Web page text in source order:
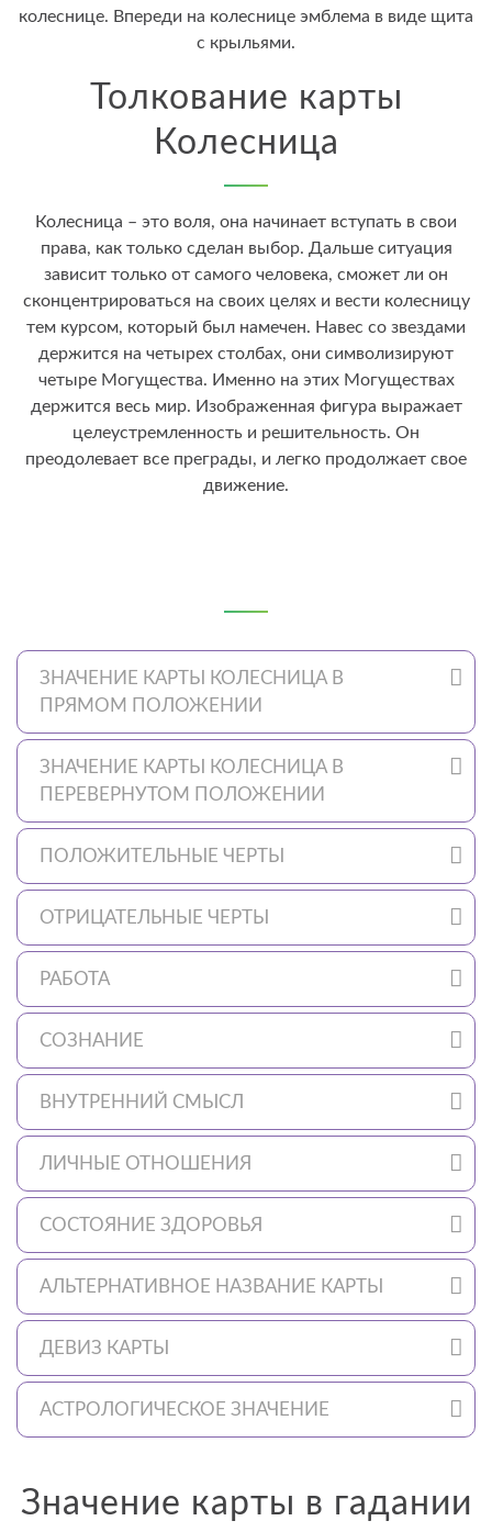
колеснице. Впереди на колеснице эмблема в виде щита
с крыльями.
Толкование карты
Колесница
Колесница – это воля, она начинает вступать в свои
права, как только сделан выбор. Дальше ситуация
зависит только от самого человека, сможет ли он
сконцентрироваться на своих целях и вести колесницу
тем курсом, который был намечен. Навес со звездами
держится на четырех столбах, они символизируют
четыре Могущества. Именно на этих Могуществах
держится весь мир. Изображенная фигура выражает
целеустремленность и решительность. Он
преодолевает все преграды, и легко продолжает свое
движение.
ЗНАЧЕНИЕ КАРТЫ КОЛЕСНИЦА В
ПРЯМОМ ПОЛОЖЕНИИ
ЗНАЧЕНИЕ КАРТЫ КОЛЕСНИЦА В
ПЕРЕВЕРНУТОМ ПОЛОЖЕНИИ
ПОЛОЖИТЕЛЬНЫЕ ЧЕРТЫ
ОТРИЦАТЕЛЬНЫЕ ЧЕРТЫ
РАБОТА
СОЗНАНИЕ
ВНУТРЕННИЙ СМЫСЛ
ЛИЧНЫЕ ОТНОШЕНИЯ
СОСТОЯНИЕ ЗДОРОВЬЯ
АЛЬТЕРНАТИВНОЕ НАЗВАНИЕ КАРТЫ
ДЕВИЗ КАРТЫ
АСТРОЛОГИЧЕСКОЕ ЗНАЧЕНИЕ
Значение карты в гадании